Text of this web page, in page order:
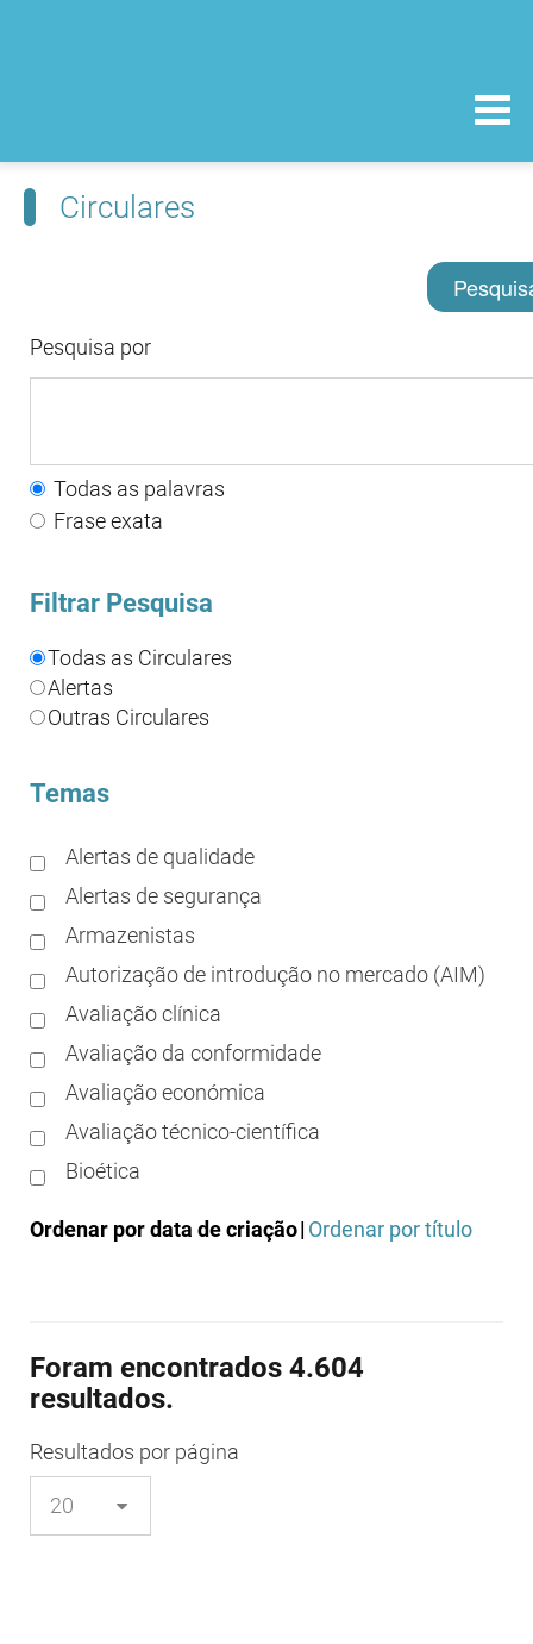
Circulares
Pesquisa por
Todas as palavras
Frase exata
Filtrar Pesquisa
Todas as Circulares
Alertas
Outras Circulares
Temas
Alertas de qualidade
Alertas de segurança
Armazenistas
Autorização de introdução no mercado (AIM)
Avaliação clínica
Avaliação da conformidade
Avaliação económica
Avaliação técnico-científica
Bioética
Boas práticas de distribuição
Boas práticas de investigação
Boas práticas de laboratório
Boas práticas regulamentares
Certificação
Ordenar por data de criação| Ordenar por título
Foram encontrados 4.604
resultados.
Resultados por página